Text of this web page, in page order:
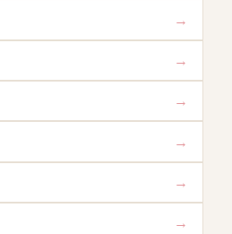
→
→
→
→
→
→